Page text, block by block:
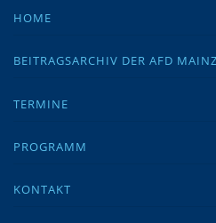
HOME
BEITRAGSARCHIV DER AFD
TERMINE
PROGRAMM
KONTAKT